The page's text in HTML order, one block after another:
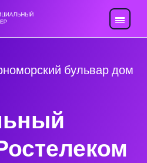
бульвар дом